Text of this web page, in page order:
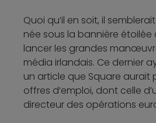
Quoi qu’il en soit, il
née sous la bannière
lancer les grandes
média irlandais. Ce dernier
un article que Square aurait
offres d’emploi, dont celle
directeur des opérations